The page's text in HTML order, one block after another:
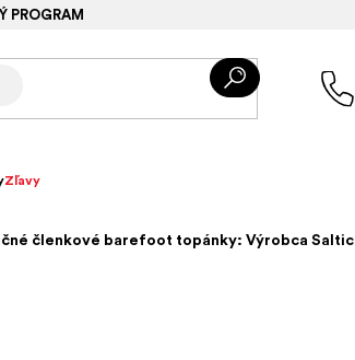
PROGRAM
Zľavy
členkové barefoot topánky: Výrobca Saltic